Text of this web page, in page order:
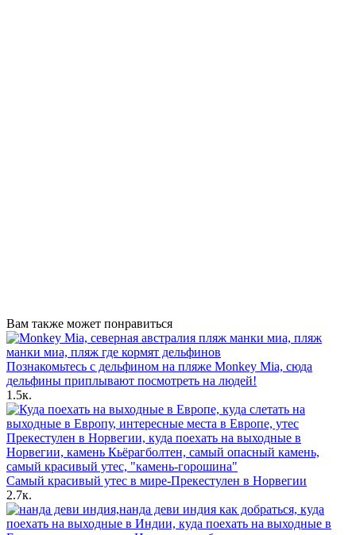
Вам также может понравиться
Познакомьтесь с дельфином на пляже Monkey Mia, сюда
дельфины приплывают посмотреть на людей!
1.5к.
Самый красивый утес в мире-Прекестулен в Норвегии
2.7к.